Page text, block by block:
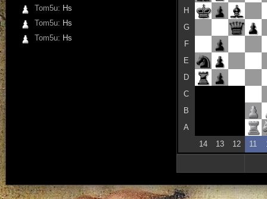
Tom5u: Hs
Tom5u: Hs
Tom5u: Hs
H
G
F
E
D
C
B
A
14
13 12 11